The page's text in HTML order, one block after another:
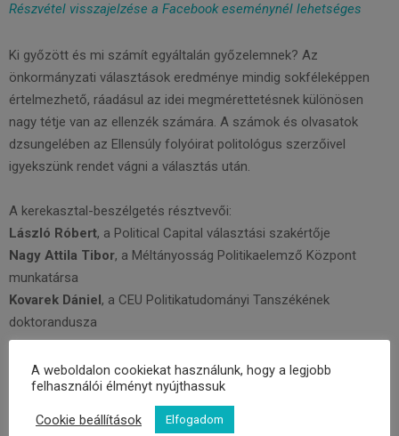
Részvétel visszajelzése a Facebook eseménynél lehetséges
Ki győzött és mi számít egyáltalán győzelemnek? Az
önkormányzati választások eredménye mindig sokféleképpen
értelmezhető, ráadásul az idei megmérettetésnek különösen
nagy tétje van az ellenzék számára. A számok és olvasatok
dzsungelében az Ellensúly folyóirat politológus szerzőivel
igyekszünk rendet vágni a választás után.
A kerekasztal-beszélgetés résztvevői:
László Róbert, a Political Capital választási szakértője
Nagy Attila Tibor, a Méltányosság Politikaelemző Központ
munkatársa
Kovarek Dániel, a CEU Politikatudományi Tanszékének
doktorandusza
A beszélgetést vezeti:
Pápay György, az Ellensúly felelős szerkesztője
A weboldalon cookiekat használunk, hogy a legjobb
felhasználói élményt nyújthassuk
Cookie beállítások Elfogadom